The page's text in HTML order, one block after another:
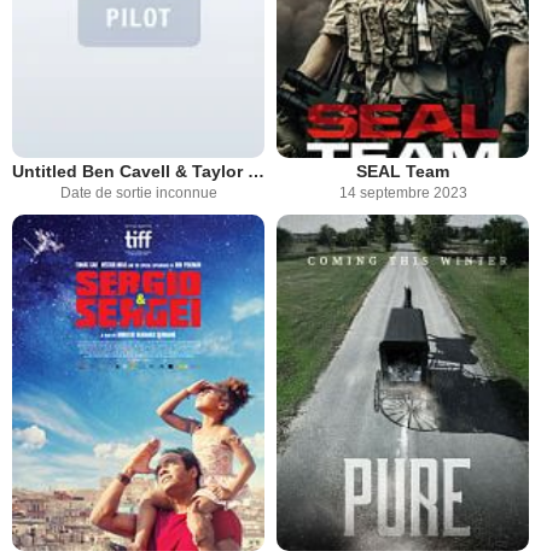
Untitled Ben Cavell & Taylor Elmore Project
Date de sortie inconnue
SEAL Team
14 septembre 2023